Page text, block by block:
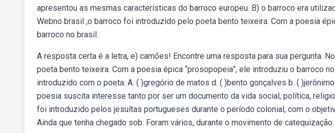
apresentou as mesmas características do barroco europeu. B) o barroco era
Webno brasil ,o barroco foi introduzido pelo poeta bento teixeira. Com a poesia
barroco no brasil.
A resposta certa é a letra, e) camões! Encontre uma resposta para sua pergunta.
poeta bento teixeira. Com a poesia épica “prosopopeia”, ele introduziu o barroco
introduzido com o poeta: A. ( )gregório de matos d. ( )bento gonçalves b. (
poesia suscita interesse tanto por ser um documento da vida social, política,
foi introduzido pelos jesuítas portugueses durante o período colonial, com o
Ainda que tenha chegado sob. Foram vários, durante o movimento de catequização